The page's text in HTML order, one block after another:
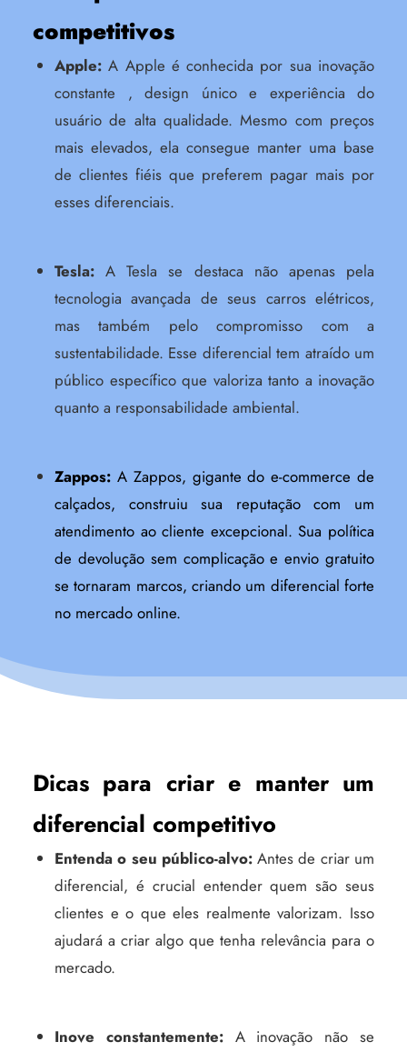
competitivos
Apple: A Apple é conhecida por sua inovação
constante , design único e experiência do
usuário de alta qualidade. Mesmo com preços
mais elevados, ela consegue manter uma base
de clientes fiéis que preferem pagar mais por
esses diferenciais.
Tesla: A Tesla se destaca não apenas pela
tecnologia avançada de seus carros elétricos,
mas também pelo compromisso com a
sustentabilidade. Esse diferencial tem atraído um
público específico que valoriza tanto a inovação
quanto a responsabilidade ambiental.
Zappos: A Zappos, gigante do e-commerce de
calçados, construiu sua reputação com um
atendimento ao cliente excepcional. Sua política
de devolução sem complicação e envio gratuito
se tornaram marcos, criando um diferencial forte
no mercado online.
Dicas para criar e manter um
diferencial competitivo
Entenda o seu público-alvo:Antes de criar um
diferencial, é crucial entender quem são seus
clientes e o que eles realmente valorizam. Isso
ajudará a criar algo que tenha relevância para o
mercado.
Inove constantemente:A inovação não se